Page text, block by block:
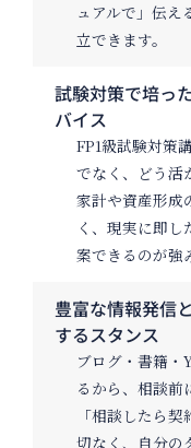
ュアルで」伝え
立できます。
試験対策で培っ
バイス
FP1級試験対策
でなく、どう活
家計や資産形成
く、現実に即
案できるのが強
豊富な情報発信
するスタンス
ブログ・書籍
るから、 相談前
「相談したら
切なく、 自分の